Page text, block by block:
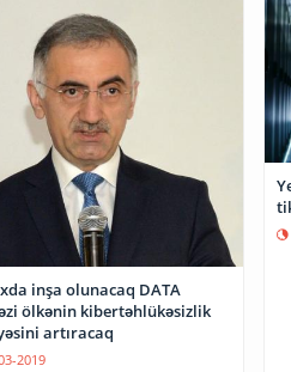
inşa olunacaq DATA
ölkənin kibertəhlükəsizlik
artıracaq
2019